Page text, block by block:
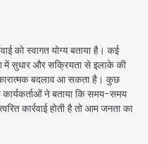
को स्वागत योग्य बताया है। कई
में सुधार और सक्रियता से इलाके की
बदलाव आ सकता है। कुछ
कार्यकर्ताओं ने बताया कि समय-समय
कार्रवाई होती है तो आम जनता का